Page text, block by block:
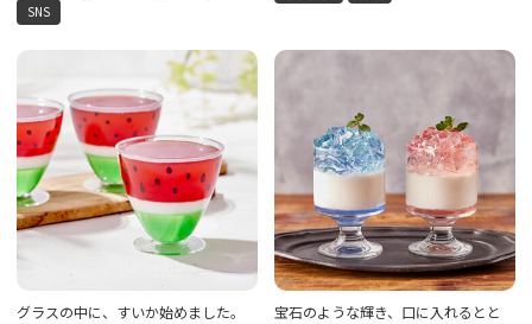
SNS
グラスの中に、すいか始めました。
宝石のような輝き、口に入れるとと